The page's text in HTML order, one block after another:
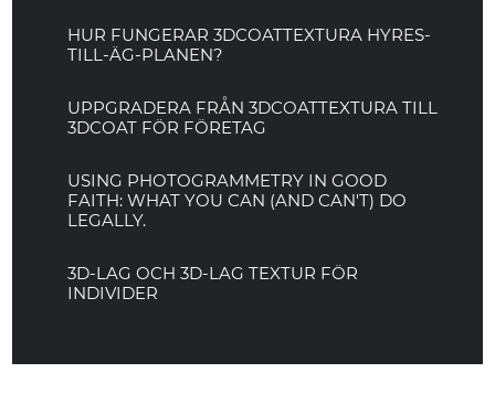
HUR FUNGERAR 3DCOATTEXTURA HYRES-
TILL-ÄG-PLANEN?
UPPGRADERA FRÅN 3DCOATTEXTURA TILL
3DCOAT FÖR FÖRETAG
USING PHOTOGRAMMETRY IN GOOD
FAITH: WHAT YOU CAN (AND CAN'T) DO
LEGALLY.
3D-LAG OCH 3D-LAG TEXTUR FÖR
INDIVIDER